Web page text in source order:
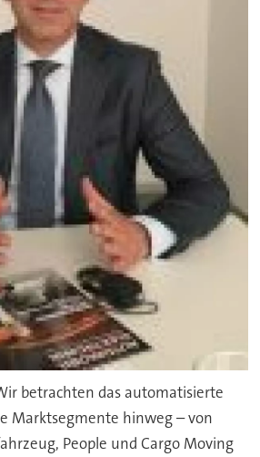
betrachten das automatisierte
Marktsegmente hinweg – von
People und Cargo Moving